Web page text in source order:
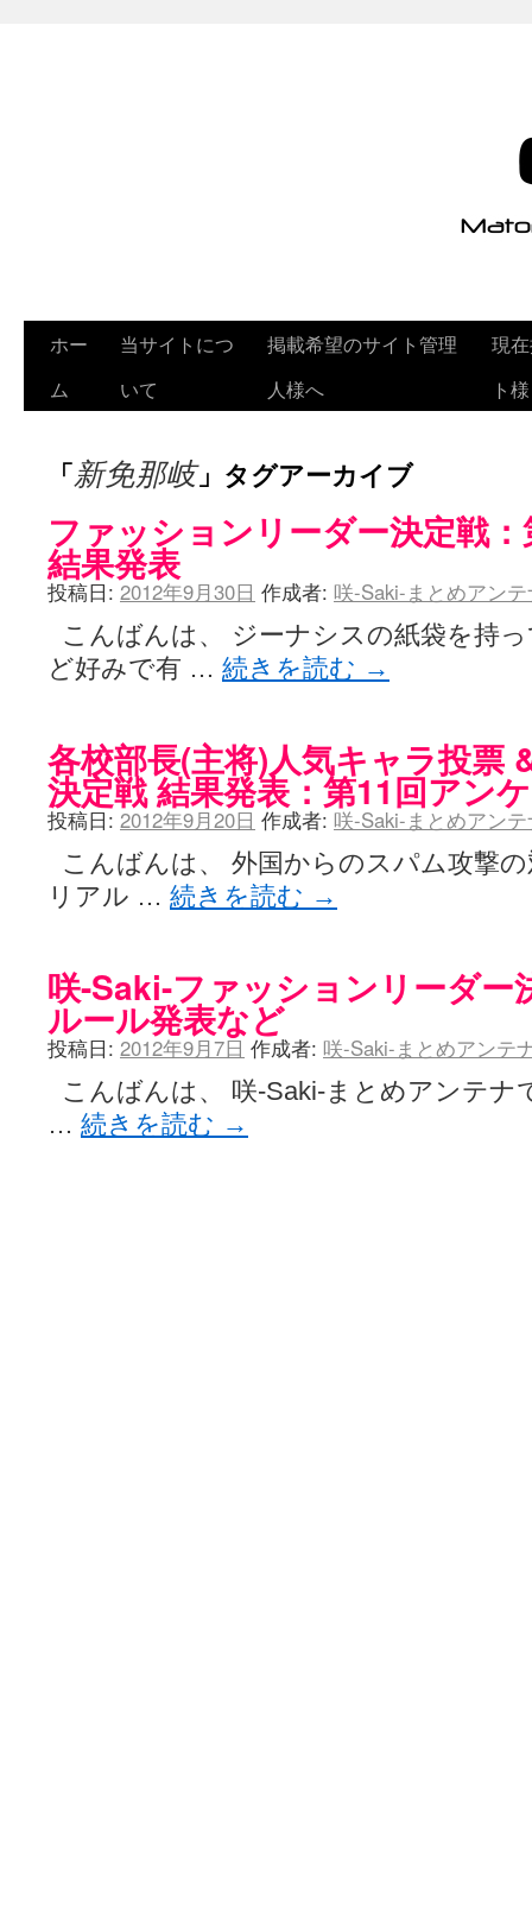
ホー
ム
当サイトにつ
いて
掲載希望のサイト管理
人様へ
現
ト様
「新免那岐」タグアーカイブ
ファッションリーダー決定戦
結果発表
投稿日: 2012年9月30日 作成者: 咲-Saki-まとめアン
こんばんは、 ジーナシスの紙袋を持
ど好みで有 … 続きを読む →
各校部長(主将)人気キャラ投票
決定戦 結果発表：第11回アン
投稿日: 2012年9月20日 作成者: 咲-Saki-まとめアン
こんばんは、 外国からのスパム攻撃
リアル … 続きを読む →
咲-Saki-ファッションリーダー
ルール発表など
投稿日: 2012年9月7日 作成者: 咲-Saki-まとめアンテ
こんばんは、 咲-Saki-まとめアンテナ
… 続きを読む →